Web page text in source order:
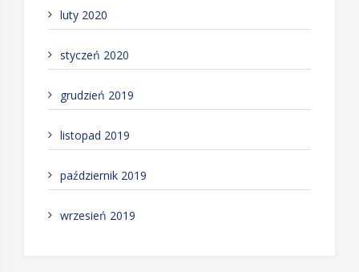
luty 2020
styczeń 2020
grudzień 2019
listopad 2019
październik 2019
wrzesień 2019